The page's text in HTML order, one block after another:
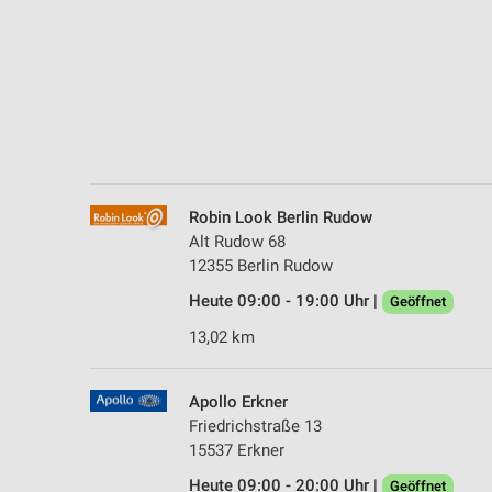
Robin Look Berlin Rudow
Alt Rudow 68
12355 Berlin Rudow
Heute 09:00 - 19:00 Uhr |
Geöffnet
13,02 km
Apollo Erkner
Friedrichstraße 13
15537 Erkner
Heute 09:00 - 20:00 Uhr |
Geöffnet
IAB-Besonderheiten:
Verwendung genauer Standortdaten
Performance